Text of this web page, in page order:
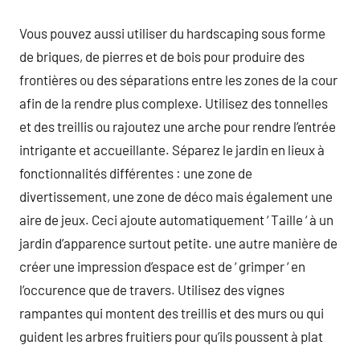
Vous pouvez aussi utiliser du hardscaping sous forme
de briques, de pierres et de bois pour produire des
frontières ou des séparations entre les zones de la cour
afin de la rendre plus complexe. Utilisez des tonnelles
et des treillis ou rajoutez une arche pour rendre l’entrée
intrigante et accueillante. Séparez le jardin en lieux à
fonctionnalités différentes : une zone de
divertissement, une zone de déco mais également une
aire de jeux. Ceci ajoute automatiquement ‘ Taille ‘ à un
jardin d’apparence surtout petite. une autre manière de
créer une impression d’espace est de ‘ grimper ‘ en
l’occurence que de travers. Utilisez des vignes
rampantes qui montent des treillis et des murs ou qui
guident les arbres fruitiers pour qu’ils poussent à plat